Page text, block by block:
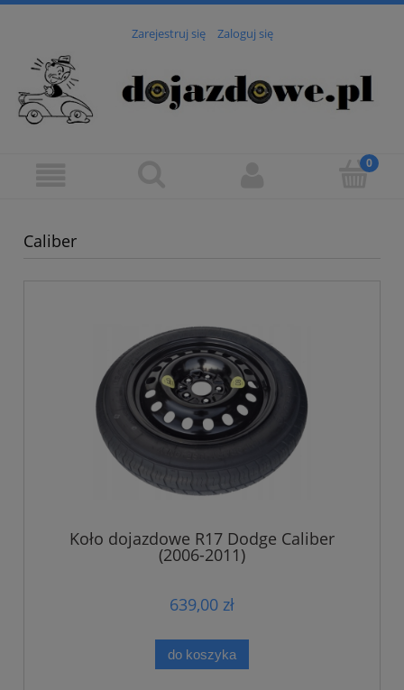
Zarejestruj się Zaloguj się
Caliber
Koło dojazdowe R17 Dodge Caliber
(2006-2011)
639,00 zł
do koszyka